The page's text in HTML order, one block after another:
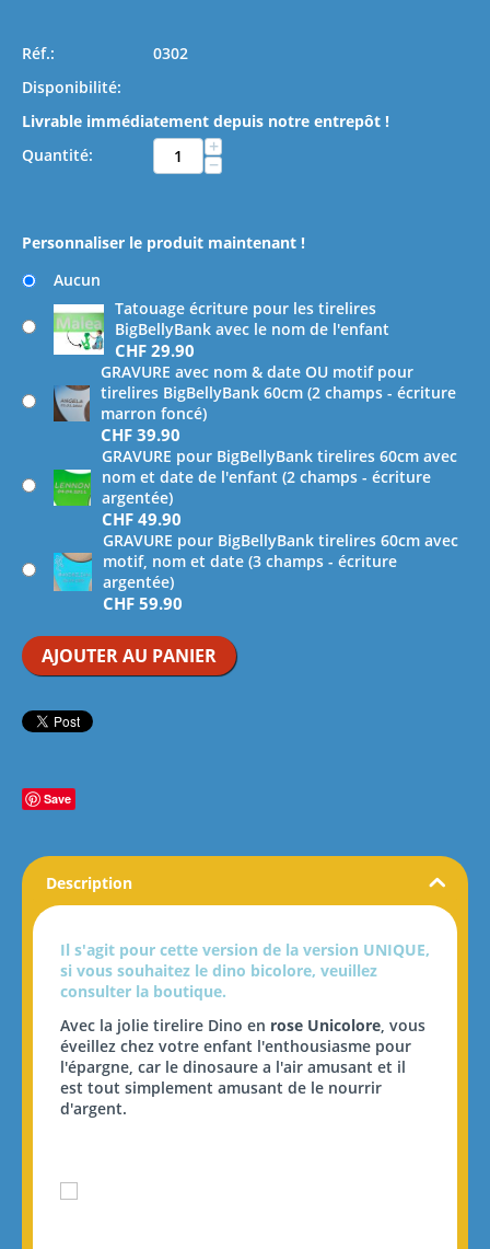
Réf.:
0302
Disponibilité:
Livrable immédiatement depuis notre entrepôt !
Quantité:
+
−
Personnaliser le produit maintenant !
Aucun
Tatouage écriture pour les tirelires
BigBellyBank avec le nom de l'enfant
CHF 29.90
GRAVURE avec nom & date OU motif pour
tirelires BigBellyBank 60cm (2 champs - écriture
marron foncé)
CHF 39.90
GRAVURE pour BigBellyBank tirelires 60cm avec
nom et date de l'enfant (2 champs - écriture
argentée)
CHF 49.90
GRAVURE pour BigBellyBank tirelires 60cm avec
motif, nom et date (3 champs - écriture
argentée)
CHF59.90
AJOUTER AU PANIER
Save
Description
Il s'agit pour cette version de la version UNIQUE,
si vous souhaitez le dino bicolore, veuillez
consulter la boutique.
Avec la jolie tirelire Dino en rose Unicolore, vous
éveillez chez votre enfant l'enthousiasme pour
l'épargne, car le dinosaure a l'air amusant et il
est tout simplement amusant de le nourrir
d'argent.